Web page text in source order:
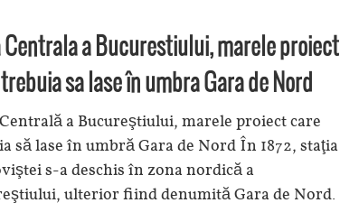
Centrala a Bucurestiului, marele proiect
sa lase în umbra Gara de Nord
a Bucureştiului, marele proiect care
să lase în umbră Gara de Nord În 1872, staţia
s-a deschis în zona nordică a
ulterior fiind denumită Gara de Nord.